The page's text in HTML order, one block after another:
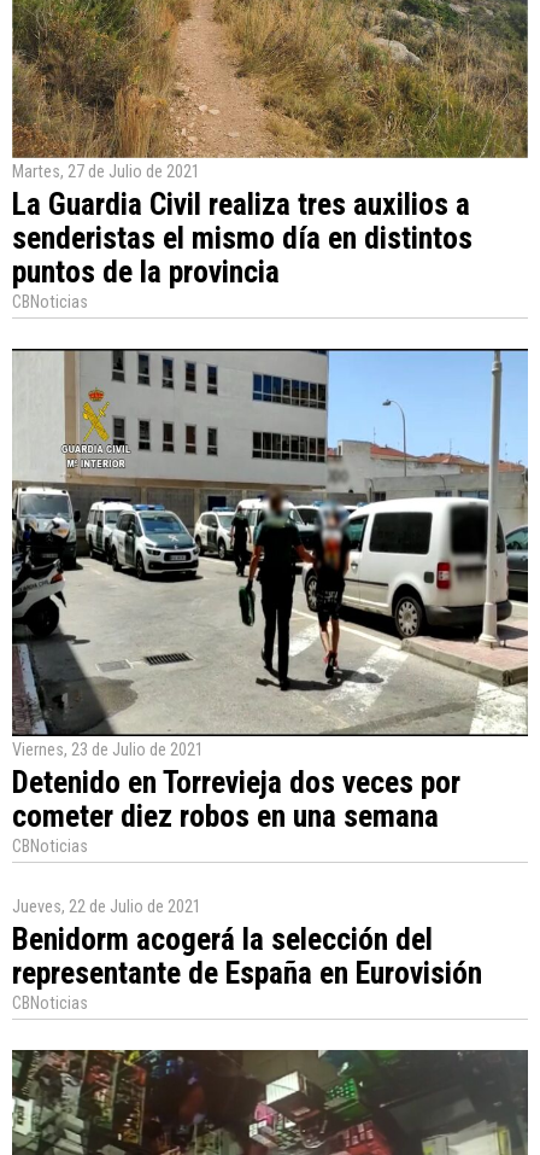
Martes, 27 de Julio de 2021
La Guardia Civil realiza tres auxilios a
senderistas el mismo día en distintos
puntos de la provincia
CBNoticias
Viernes, 23 de Julio de 2021
Detenido en Torrevieja dos veces por
cometer diez robos en una semana
CBNoticias
Jueves, 22 de Julio de 2021
Benidorm acogerá la selección del
representante de España en Eurovisión
CBNoticias